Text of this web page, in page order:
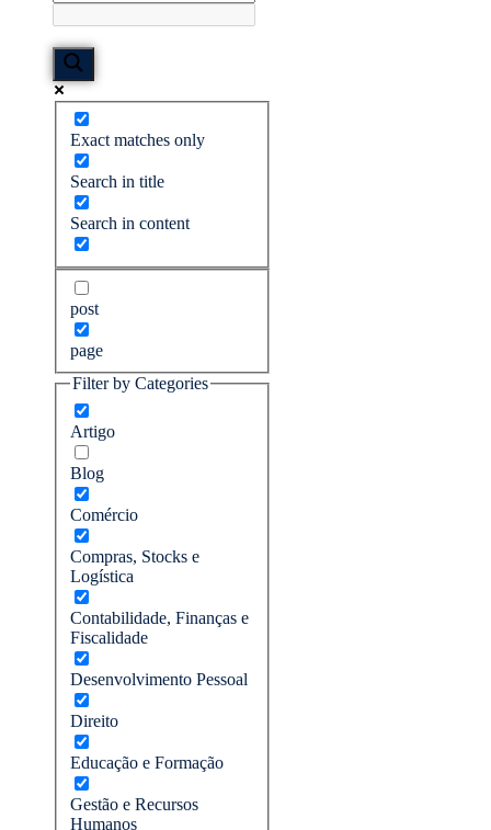
Exact matches only
Search in title
Search in content
post
page
Filter by Categories
Artigo
Blog
Comércio
Compras, Stocks e
Logística
Contabilidade, Finanças e
Fiscalidade
Desenvolvimento Pessoal
Direito
Educação e Formação
Gestão e Recursos
Humanos